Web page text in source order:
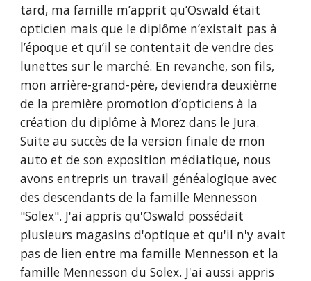
tard, ma famille m’apprit qu’Oswald était
opticien mais que le diplôme n’existait pas à
l’époque et qu’il se contentait de vendre des
lunettes sur le marché. En revanche, son fils,
mon arrière-grand-père, deviendra deuxième
de la première promotion d’opticiens à la
création du diplôme à Morez dans le Jura.
Suite au succès de la version finale de mon
auto et de son exposition médiatique, nous
avons entrepris un travail généalogique avec
des descendants de la famille Mennesson
"Solex". J'ai appris qu'Oswald possédait
plusieurs magasins d'optique et qu'il n'y avait
pas de lien entre ma famille Mennesson et la
famille Mennesson du Solex. J'ai aussi appris